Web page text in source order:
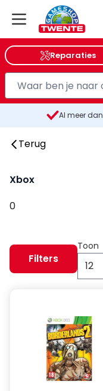
Reparaties
Al meer dan
Terug
Xbox
0
Filters
Toon